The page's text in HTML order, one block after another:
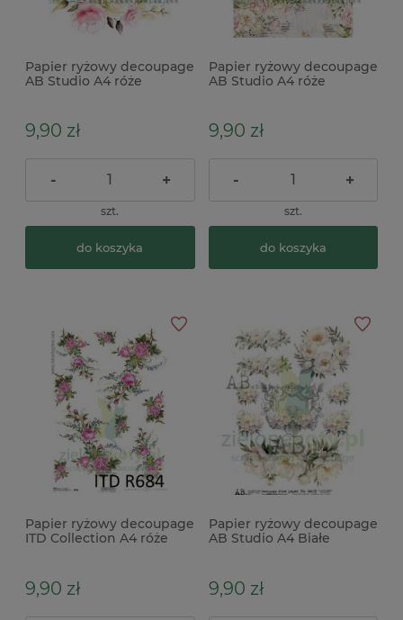
Papier ryżowy decoupage
AB Studio A4 róże
9,90 zł
- +
szt.
do koszyka
Papier ryżowy decoupage
AB Studio A4 róże
9,90 zł
- +
szt.
do koszyka
Papier ryżowy decoupage
ITD Collection A4 róże
9,90 zł
Papier ryżowy decoupage
AB Studio A4 Białe
9,90 zł